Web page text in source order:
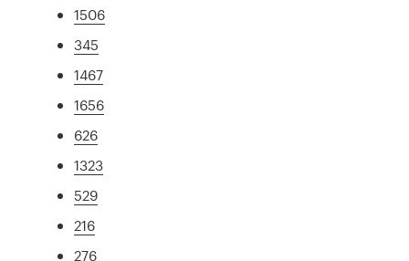
1506
345
1467
1656
626
1323
529
216
276